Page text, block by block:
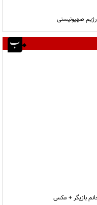
صهیونیستی
بازیگر + عکس